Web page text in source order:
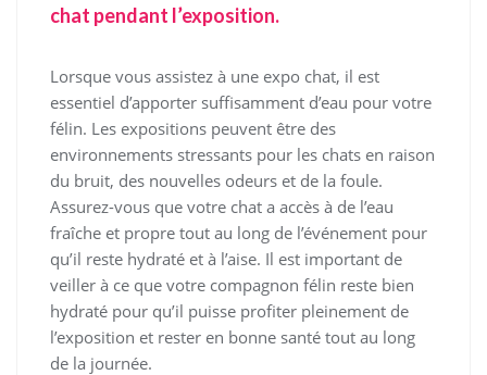
chat pendant l’exposition.
Lorsque vous assistez à une expo chat, il est
essentiel d’apporter suffisamment d’eau pour votre
félin. Les expositions peuvent être des
environnements stressants pour les chats en raison
du bruit, des nouvelles odeurs et de la foule.
Assurez-vous que votre chat a accès à de l’eau
fraîche et propre tout au long de l’événement pour
qu’il reste hydraté et à l’aise. Il est important de
veiller à ce que votre compagnon félin reste bien
hydraté pour qu’il puisse profiter pleinement de
l’exposition et rester en bonne santé tout au long
de la journée.